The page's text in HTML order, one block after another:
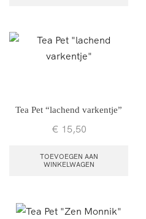
Tea Pet “lachend varkentje”
€ 15,50
TOEVOEGEN AAN
WINKELWAGEN